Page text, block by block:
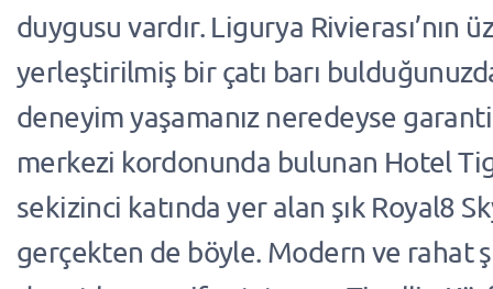
duygusu vardır. Ligurya Rivierası’nın
yerleştirilmiş bir çatı barı
deneyim yaşamanız neredeyse
merkezi kordonunda bulunan Hotel
sekizinci katında yer alan şık Royal8
gerçekten de böyle. Modern ve rahat